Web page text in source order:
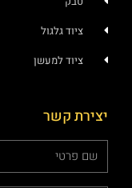
גלגול
למעשן
קשר